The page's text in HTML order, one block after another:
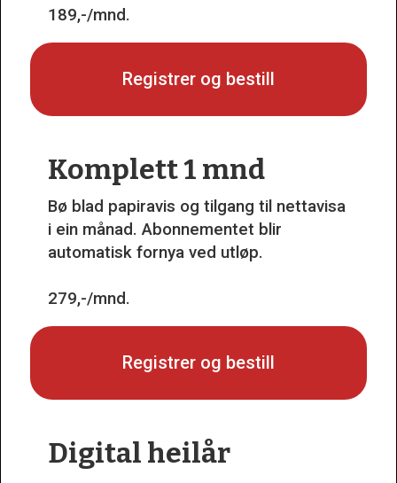
189,-/mnd.
Registrer og bestill
Komplett 1 mnd
Bø blad papiravis og tilgang til nettavisa
i ein månad. Abonnementet blir
automatisk fornya ved utløp.
279,-/mnd.
Registrer og bestill
Digital heilår